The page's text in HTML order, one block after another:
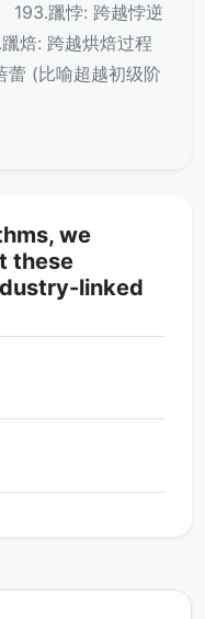
193.躐悖: 跨越悖逆
焙: 跨越烘焙过程
蕾 (比喻超越初级阶
we
these
linked